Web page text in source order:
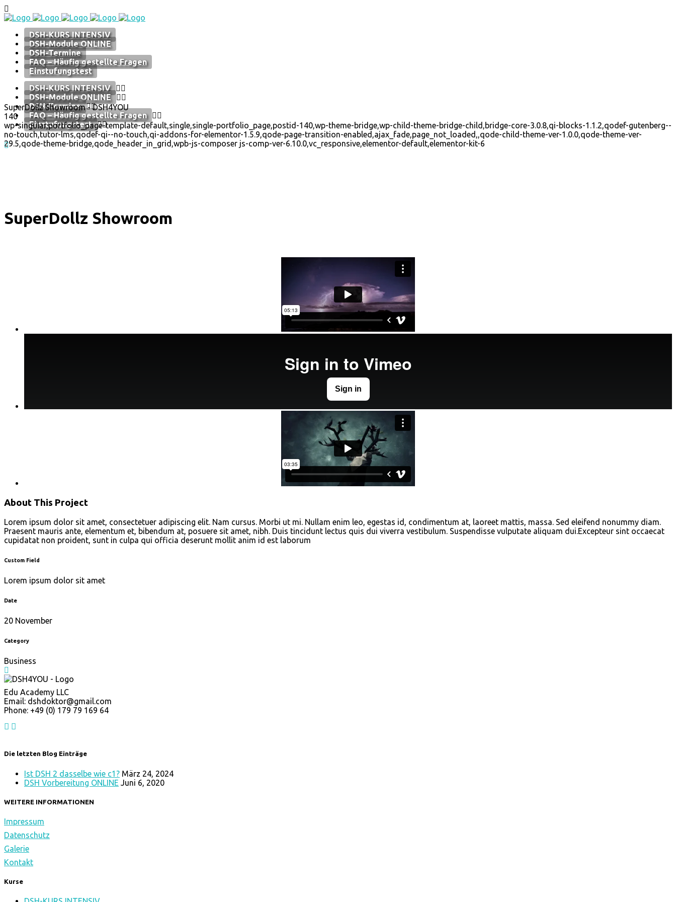
DSH-KURS INTENSIV
DSH-Module ONLINE
DSH-Termine
FAQ – Häufig gestellte Fragen
Einstufungstest
DSH-KURS INTENSIV
DSH-Module ONLINE
DSH-Termine
FAQ – Häufig gestellte Fragen
Einstufungstest
SuperDollz Showroom - DSH4YOU
140
wp-singular,portfolio_page-template-default,single,single-portfolio_page,postid-140,wp-theme-bridge,wp-child-theme-bridge-child,bridge-core-3.0.8,qi-blocks-1.1.2,qodef-gutenberg--
no-touch,tutor-lms,qodef-qi--no-touch,qi-addons-for-elementor-1.5.9,qode-page-transition-enabled,ajax_fade,page_not_loaded,,qode-child-theme-ver-1.0.0,qode-theme-ver-
29.5,qode-theme-bridge,qode_header_in_grid,wpb-js-composer js-comp-ver-6.10.0,vc_responsive,elementor-default,elementor-kit-6
SuperDollz Showroom
About This Project
Lorem ipsum dolor sit amet, consectetuer adipiscing elit. Nam cursus. Morbi ut mi. Nullam enim leo, egestas id, condimentum at, laoreet mattis, massa. Sed eleifend nonummy diam.
Praesent mauris ante, elementum et, bibendum at, posuere sit amet, nibh. Duis tincidunt lectus quis dui viverra vestibulum. Suspendisse vulputate aliquam dui.Excepteur sint occaecat
cupidatat non proident, sunt in culpa qui officia deserunt mollit anim id est laborum
Custom Field
Lorem ipsum dolor sit amet
Date
20 November
Category
Business
Edu Academy LLC
Email: dshdoktor@gmail.com
Phone: +49 (0) 179 79 169 64
Die letzten Blog Einträge
Ist DSH 2 dasselbe wie c1? März 24, 2024
DSH Vorbereitung ONLINE Juni 6, 2020
WEITERE INFORMATIONEN
Impressum
Datenschutz
Galerie
Kontakt
Kurse